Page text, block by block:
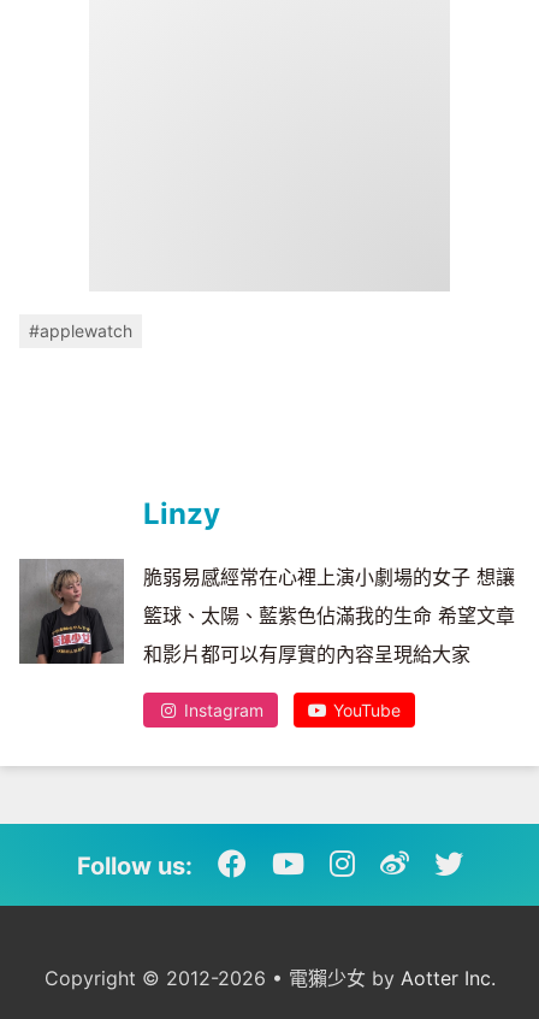
#applewatch
Linzy
脆弱易感經常在心裡上演小劇場的女子 想讓
籃球、太陽、藍紫色佔滿我的生命 希望文章
和影片都可以有厚實的內容呈現給大家
Instagram YouTube
Follow us:
Copyright © 2012-2026 • 電獺少女 by Aotter Inc.